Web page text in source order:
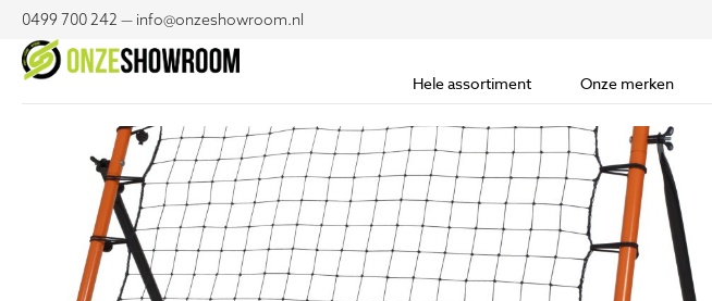
0499 700 242 — info@onzeshowroom.nl
Hele assortiment Onze merken